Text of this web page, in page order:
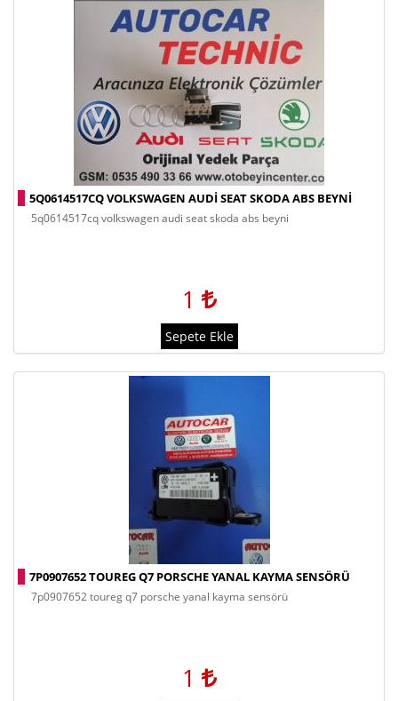
5Q0614517CQ VOLKSWAGEN AUDI SEAT SKODA ABS BEYNI
5q0614517cq volkswagen audi seat skoda abs beyni
1
Sepete Ekle
7P0907652 TOUREG Q7 PORSCHE YANAL KAYMA SENSÖRÜ
7p0907652 toureg q7 porsche yanal kayma sensörü
1